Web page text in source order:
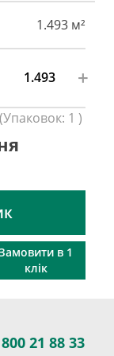
1.493 м²
+
(Упаковок: 1 )
в 1
клік
21 88 33